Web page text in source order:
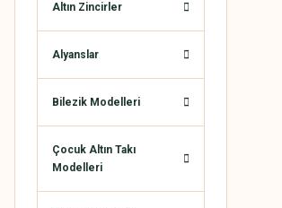
Altın Zincirler
Alyanslar
Bilezik Modelleri
Çocuk Altın Takı
Modelleri